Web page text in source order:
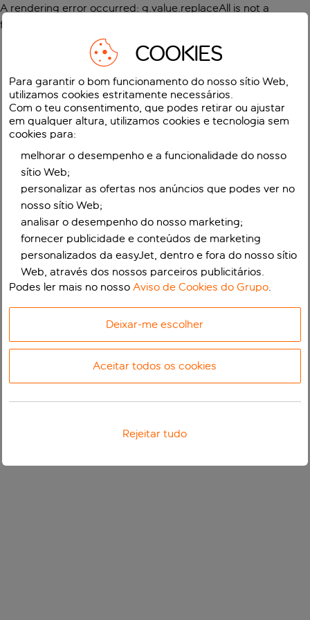
A rendering error occurred: g.value.replaceAll is not a
function
COOKIES
Para garantir o bom funcionamento do nosso sítio Web,
utilizamos cookies estritamente necessários.
Com o teu consentimento, que podes retirar ou ajustar
em qualquer altura, utilizamos cookies e tecnologia sem
cookies para:
melhorar o desempenho e a funcionalidade do nosso
sítio Web;
personalizar as ofertas nos anúncios que podes ver no
nosso sítio Web;
analisar o desempenho do nosso marketing;
fornecer publicidade e conteúdos de marketing
personalizados da easyJet, dentro e fora do nosso sítio
Web, através dos nossos parceiros publicitários.
Podes ler mais no nossoAviso de Cookies do Grupo.
Deixar-me escolher
Aceitar todos os cookies
Rejeitar tudo